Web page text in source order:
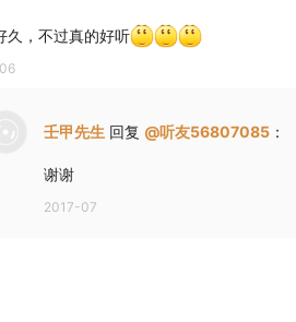
久，不过真的好听
壬甲先生 回复 @听友56807085 ：
谢谢
2017-07